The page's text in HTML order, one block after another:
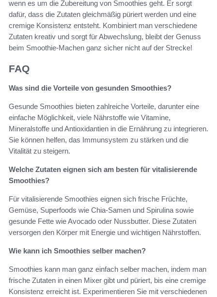
wenn es um die Zubereitung von Smoothies geht. Er sorgt
dafür, dass die Zutaten gleichmäßig püriert werden und eine
cremige Konsistenz entsteht. Kombiniert man verschiedene
Zutaten kreativ und sorgt für Abwechslung, bleibt der Genuss
beim Smoothie-Machen ganz sicher nicht auf der Strecke!
FAQ
Was sind die Vorteile von gesunden Smoothies?
Gesunde Smoothies bieten zahlreiche Vorteile, darunter eine
einfache Möglichkeit, viele Nährstoffe wie Vitamine,
Mineralstoffe und Antioxidantien in die Ernährung zu integrieren.
Sie können helfen, das Immunsystem zu stärken und die
Vitalität zu steigern.
Welche Zutaten eignen sich am besten für vitalisierende
Smoothies?
Für vitalisierende Smoothies eignen sich frische Früchte,
Gemüse, Superfoods wie Chia-Samen und Spirulina sowie
gesunde Fette wie Avocado oder Nussbutter. Diese Zutaten
versorgen den Körper mit Energie und wichtigen Nährstoffen.
Wie kann ich Smoothies selber machen?
Smoothies kann man ganz einfach selber machen, indem man
frische Zutaten in einen Mixer gibt und püriert, bis eine cremige
Konsistenz erreicht ist. Experimentieren Sie mit verschiedenen